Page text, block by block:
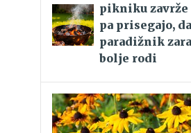
pikniku
pa prisegajo, da
paradižnik
bolje rodi